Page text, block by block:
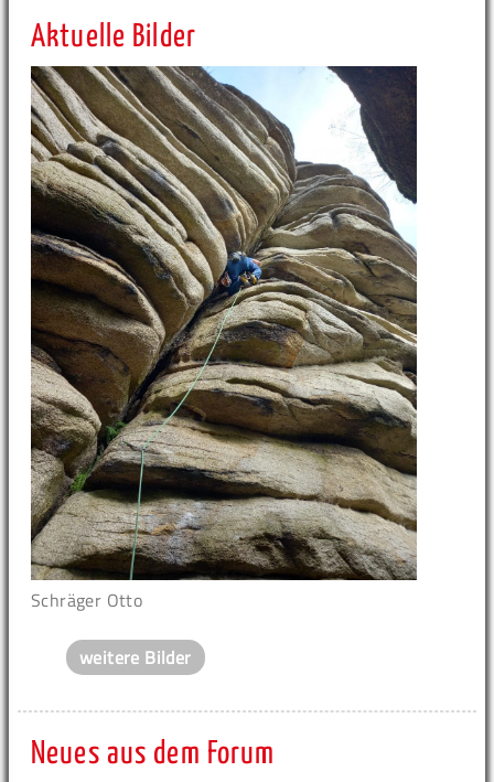
Aktuelle Bilder
Schräger Otto
weitere Bilder
Neues aus dem Forum